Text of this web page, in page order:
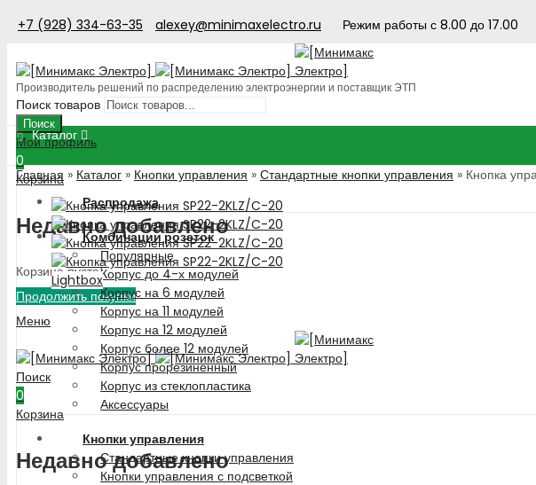
+7 (928) 334-63-35 alexey@minimaxelectro.ru Режим работы с 8.00 до 17.00
Производитель решений по распределению электроэнергии и поставщик ЭТП
Поиск товаров
Поиск
Мой профиль
0
Корзина
Недавно добавлено
Корзина пуста!
Продолжить покупки
Меню
Поиск
0
Корзина
Недавно добавлено
Каталог
Распродажа
Комбинации розеток
Популярные
Корпус до 4-х модулей
Корпус на 6 модулей
Корпус на 11 модулей
Корпус на 12 модулей
Корпус более 12 модулей
Корпус прорезиненный
Корпус из стеклопластика
Аксессуары
Кнопки управления
Стандартные кнопки управления
Кнопки управления с подсветкой
Главная » Каталог » Кнопки управления » Стандартные кнопки управления » Кнопка
Lightbox